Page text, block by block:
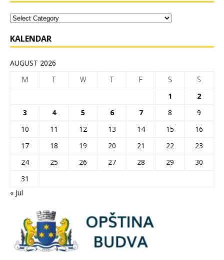
KALENDAR
AUGUST 2026
M
T W T F S
S
1
2
3
4 5 6 7 8
9
10
11 12 13 14 15
16
17
18 19 20 21 22
23
24
25 26 27 28 29
30
31
« Jul